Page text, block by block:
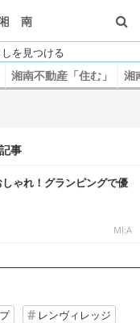
を見つける
湘南不動産「住む」 湘
事
ゃれ！グランピングで優
MI:A
レンヴィレッジ